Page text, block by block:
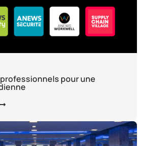
pour une